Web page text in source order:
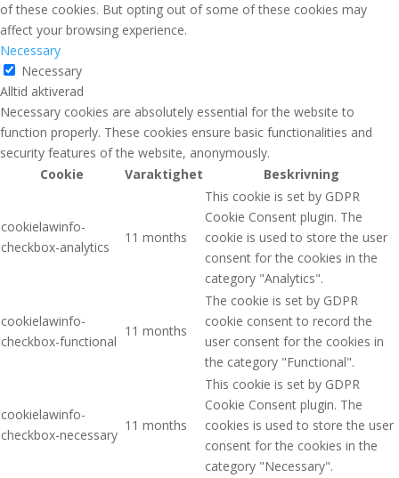
of these cookies. But opting out of some of these cookies may
affect your browsing experience.
Necessary
Necessary
Alltid aktiverad
Necessary cookies are absolutely essential for the website to
function properly. These cookies ensure basic functionalities and
security features of the website, anonymously.
Cookie
Varaktighet Beskrivning
cookielawinfo-
checkbox-analytics
11 months
This cookie is set by GDPR
Cookie Consent plugin. The
cookie is used to store the user
consent for the cookies in the
category "Analytics".
cookielawinfo-
checkbox-functional
11 months
The cookie is set by GDPR
cookie consent to record the
user consent for the cookies in
the category "Functional".
cookielawinfo-
checkbox-necessary
11 months
This cookie is set by GDPR
Cookie Consent plugin. The
cookies is used to store the user
consent for the cookies in the
category "Necessary".